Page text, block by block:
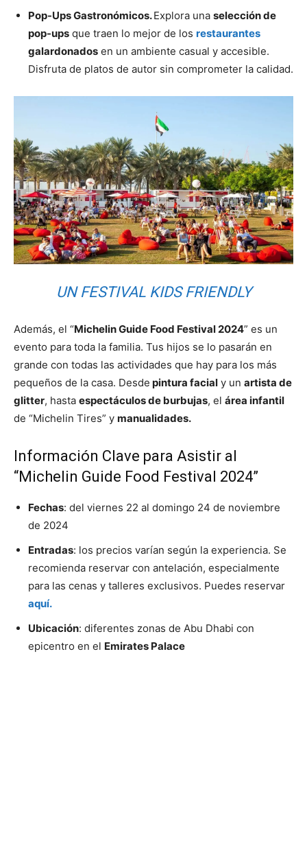
Pop-Ups Gastronómicos.Explora una selección de
pop-ups que traen lo mejor de los restaurantes
galardonados en un ambiente casual y accesible.
Disfruta de platos de autor sin comprometer la calidad.
UN FESTIVAL KIDS FRIENDLY
Además, el “Michelin Guide Food Festival 2024” es un
evento para toda la familia. Tus hijos se lo pasarán en
grande con todas las actividades que hay para los más
pequeños de la casa. Desde pintura facial y un artista de
glitter, hasta espectáculos de burbujas, el área infantil
de “Michelin Tires” y manualidades.
Información Clave para Asistir al
“Michelin Guide Food Festival 2024”
Fechas: del viernes 22 al domingo 24 de noviembre
de 2024
Entradas: los precios varían según la experiencia. Se
recomienda reservar con antelación, especialmente
para las cenas y talleres exclusivos. Puedes reservar
aquí.
Ubicación: diferentes zonas de Abu Dhabi con
epicentro en el Emirates Palace